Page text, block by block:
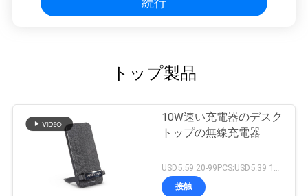
トップ製品
10W速い充電器のデスク
トップの無線充電器
USD5.59 20-99PCS;USD5.39 100-499pcs;5.19USD 500-1999PCS;4.99USD 2000PCS+ MOQ:20pcs
接触